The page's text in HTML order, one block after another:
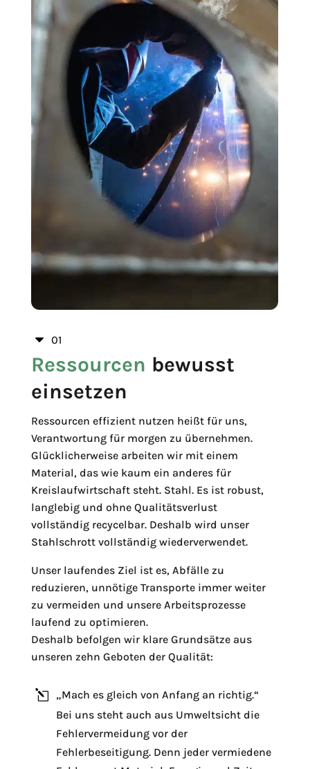
C 01
Ressourcen bewusst
einsetzen
Ressourcen effizient nutzen heißt für uns,
Verantwortung für morgen zu übernehmen.
Glücklicherweise arbeiten wir mit einem
Material, das wie kaum ein anderes für
Kreislaufwirtschaft steht. Stahl. Es ist robust,
langlebig und ohne Qualitätsverlust
vollständig recycelbar. Deshalb wird unser
Stahlschrott vollständig wiederverwendet.
Unser laufendes Ziel ist es, Abfälle zu
reduzieren, unnötige Transporte immer weiter
zu vermeiden und unsere Arbeitsprozesse
laufend zu optimieren.
Deshalb befolgen wir klare Grundsätze aus
unseren zehn Geboten der Qualität:
l „Mach es gleich von Anfang an richtig.“
Bei uns steht auch aus Umweltsicht die
Fehlervermeidung vor der
Fehlerbeseitigung. Denn jeder vermiedene